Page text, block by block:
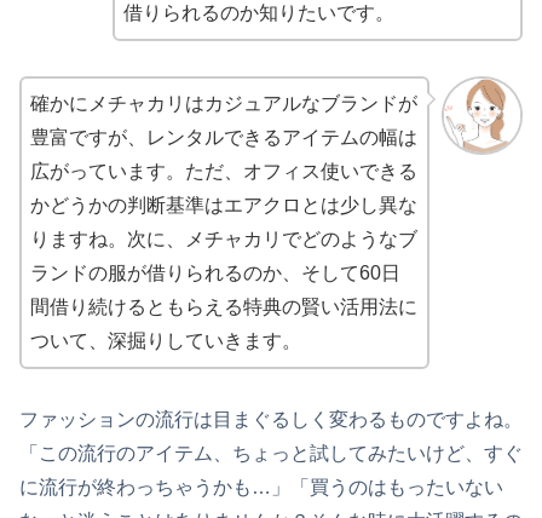
借りられるのか知りたいです。
確かにメチャカリはカジュアルなブランドが
豊富ですが、レンタルできるアイテムの幅は
広がっています。ただ、オフィス使いできる
かどうかの判断基準はエアクロとは少し異な
りますね。次に、メチャカリでどのようなブ
ランドの服が借りられるのか、そして60日
間借り続けるともらえる特典の賢い活用法に
ついて、深掘りしていきます。
ファッションの流行は目まぐるしく変わるものですよね。
「この流行のアイテム、ちょっと試してみたいけど、すぐ
に流行が終わっちゃうかも…」「買うのはもったいない